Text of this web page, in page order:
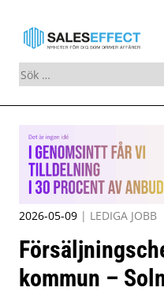
Sök
efter:
Skip
to
content
2026-05-09 | LEDIGA JOBB
kommun –